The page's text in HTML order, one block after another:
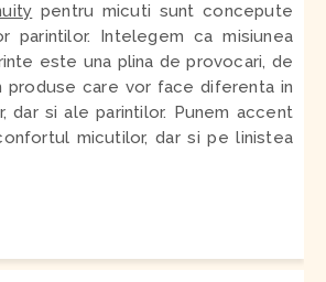
pentru micuti sunt concepute
parintilor. Intelegem ca misiunea
este una plina de provocari, de
produse care vor face diferenta in
dar si ale parintilor. Punem accent
micutilor, dar si pe linistea